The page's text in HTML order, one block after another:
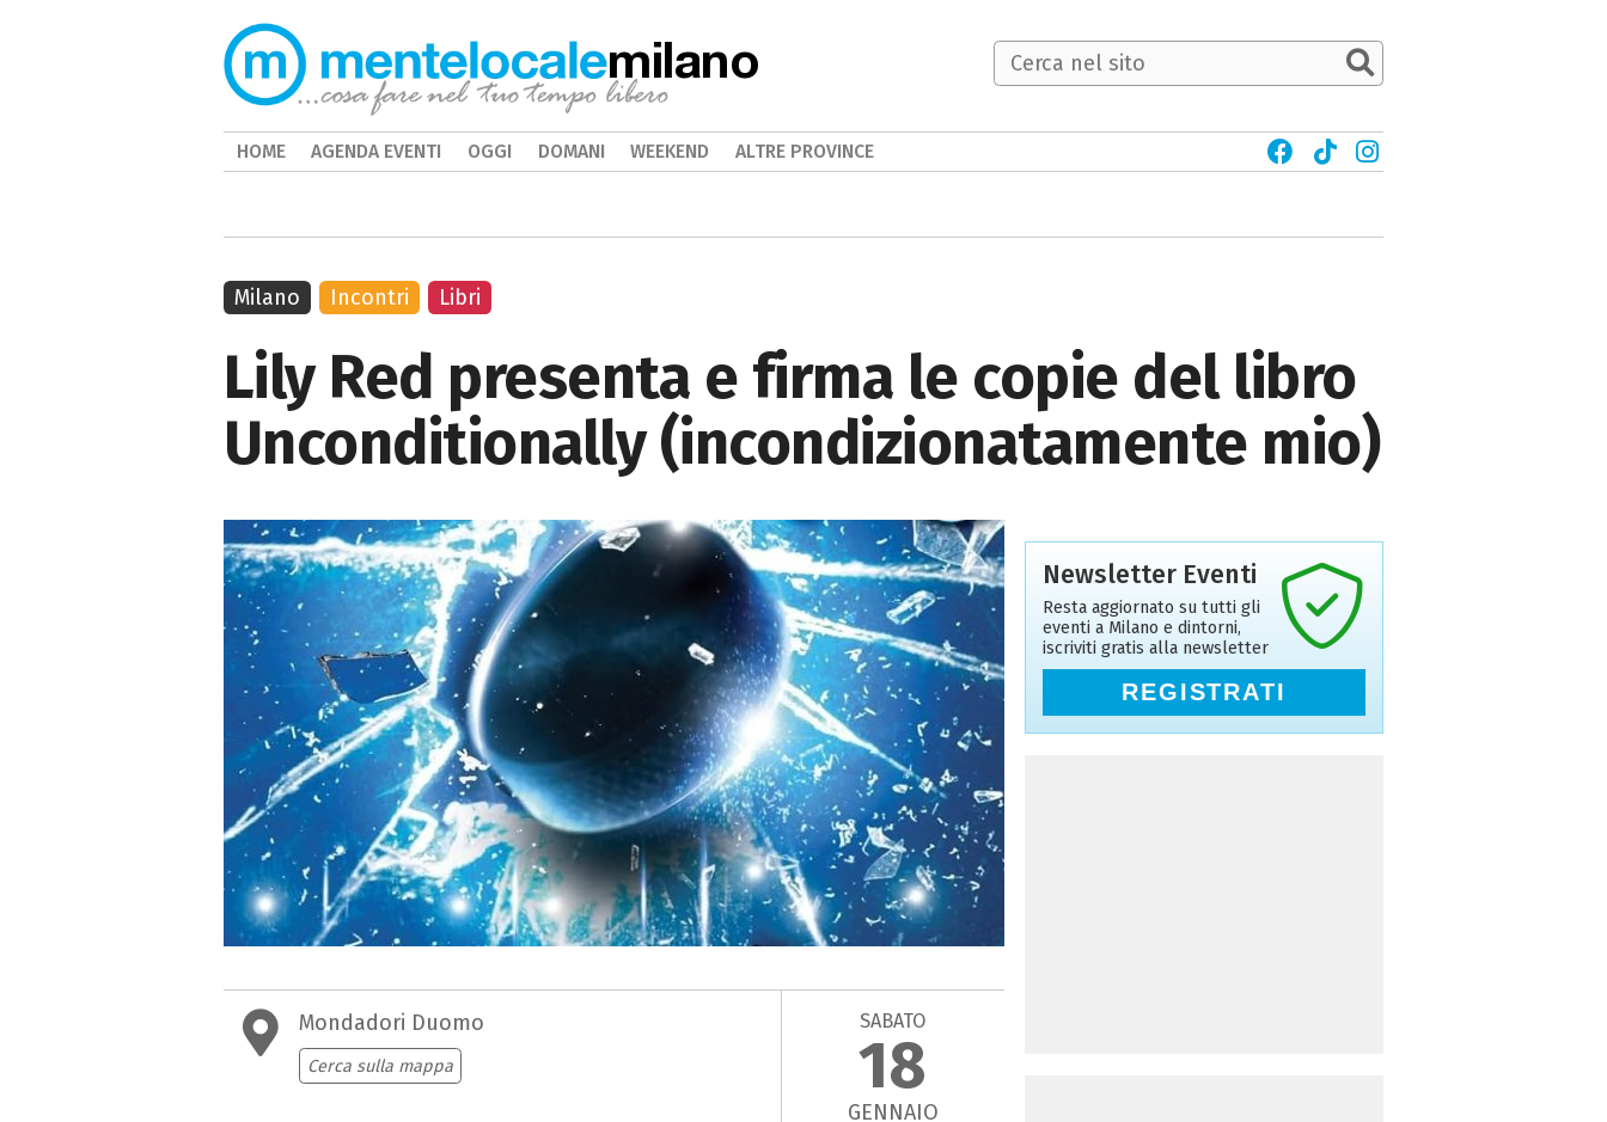
Lily Red presenta e firma le copie del libro
Unconditionally (incondizionatamente mio)
Mondadori Duomo
Cerca sulla mappa
SABATO
18
GENNAIO
Milano Incontri Libri
Newsletter Eventi
Resta aggiornato su tutti gli
eventi a Milano e dintorni,
iscriviti gratis alla newsletter
REGISTRATI
milano
HOME AGENDA EVENTI OGGI DOMANI WEEKEND ALTRE PROVINCE